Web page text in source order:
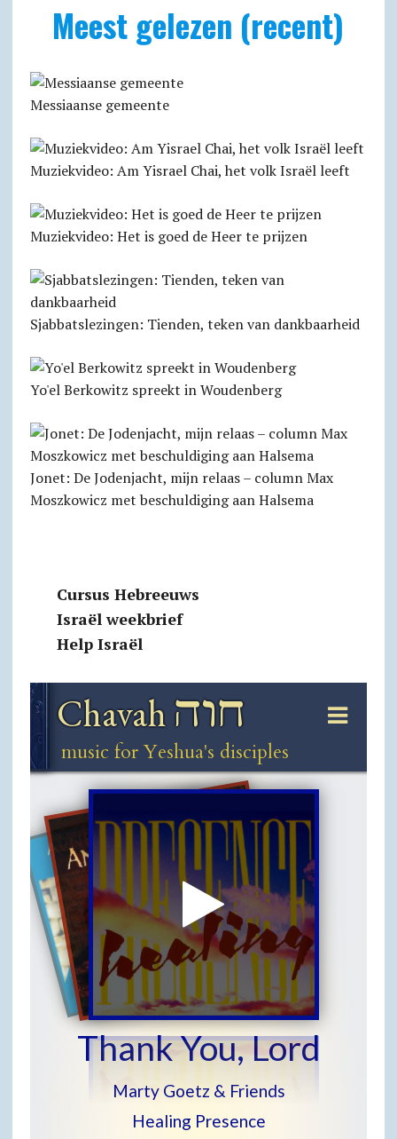
Meest gelezen (recent)
Messiaanse gemeente
Muziekvideo: Am Yisrael Chai, het volk Israël leeft
Muziekvideo: Het is goed de Heer te prijzen
Sjabbats­lezingen: Tienden, teken van dankbaarheid
Yo'el Berkowitz spreekt in Woudenberg
Jonet: De Jodenjacht, mijn relaas – column Max
Moszkowicz met beschuldiging aan Halsema
Cursus Hebreeuws
Israël weekbrief
Help Israël